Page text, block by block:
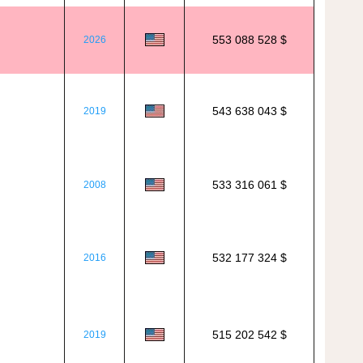
2026 553 088 528 $
2019 543 638 043 $
2008 533 316 061 $
2016 532 177 324 $
2019 515 202 542 $